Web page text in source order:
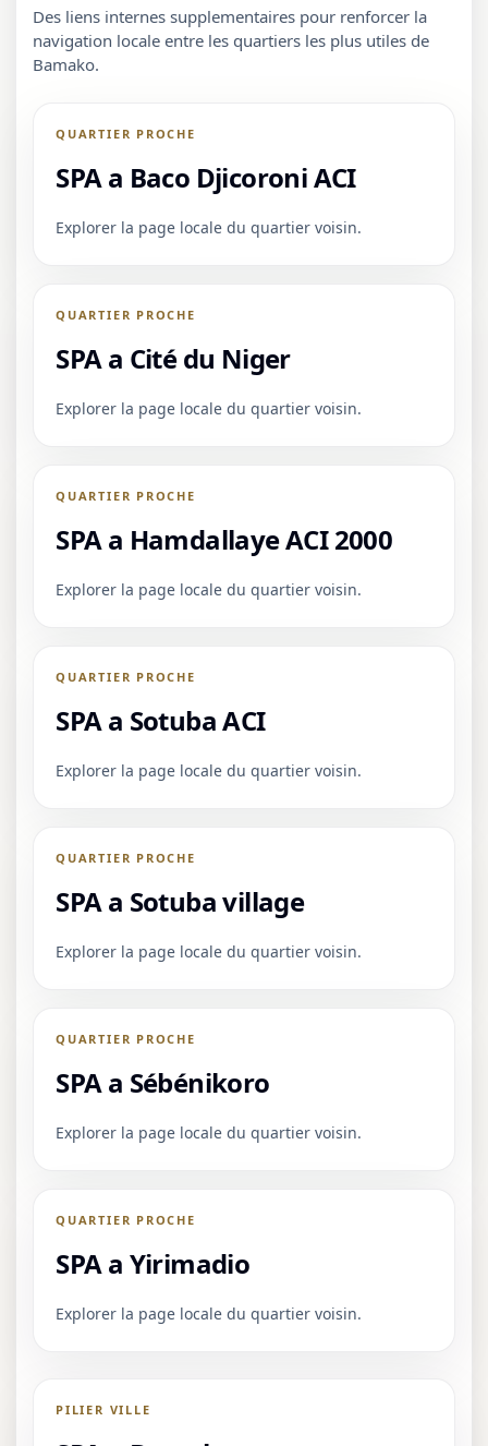
Des liens internes supplementaires pour renforcer la
navigation locale entre les quartiers les plus utiles de
Bamako.
QUARTIER PROCHE
SPA a Baco Djicoroni ACI
Explorer la page locale du quartier voisin.
QUARTIER PROCHE
SPA a Cité du Niger
Explorer la page locale du quartier voisin.
QUARTIER PROCHE
SPA a Hamdallaye ACI 2000
Explorer la page locale du quartier voisin.
QUARTIER PROCHE
SPA a Sotuba ACI
Explorer la page locale du quartier voisin.
QUARTIER PROCHE
SPA a Sotuba village
Explorer la page locale du quartier voisin.
QUARTIER PROCHE
SPA a Sébénikoro
Explorer la page locale du quartier voisin.
QUARTIER PROCHE
SPA a Yirimadio
Explorer la page locale du quartier voisin.
PILIER VILLE